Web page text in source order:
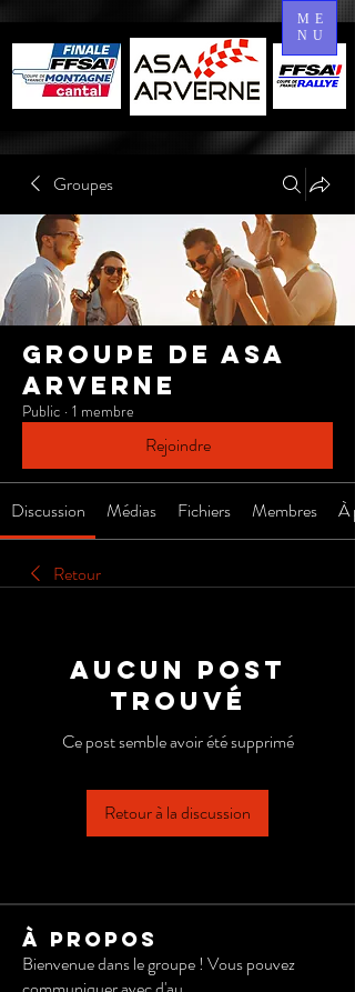
ME
NU
Groupes
Groupe de Asa
Arverne
Public · 1 membre
Rejoindre
Discussion Médias Fichiers Membres À
Retour
Aucun post
trouvé
Ce post semble avoir été supprimé
Retour à la discussion
À propos
Bienvenue dans le groupe ! Vous pouvez